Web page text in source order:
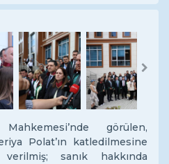
Next
görülen,
Polat’ın katledilmesine
sanık hakkında